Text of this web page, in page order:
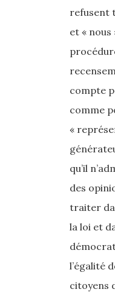
refusent
et «
compte
comme
«
qu’il
des
traiter
la loi et
l’égalité
citoyens